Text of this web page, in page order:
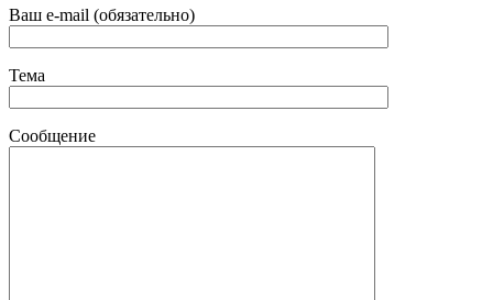
Ваш e-mail (обязательно)
Тема
Сообщение